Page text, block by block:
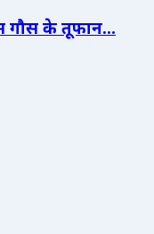
गौस के तूफान...